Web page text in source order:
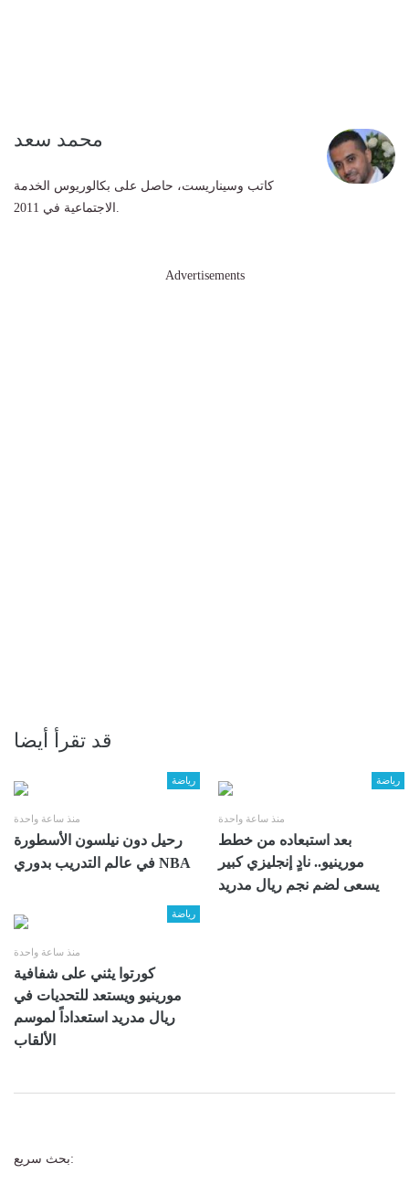
محمد سعد
كاتب وسيناريست، حاصل على بكالوريوس الخدمة
الاجتماعية في 2011.
Advertisements
قد تقرأ أيضا
رياضة
منذ ساعة واحدة
رحيل دون نيلسون الأسطورة
في عالم التدريب بدوري NBA
رياضة
منذ ساعة واحدة
بعد استبعاده من خطط
مورينيو.. نادٍ إنجليزي كبير
يسعى لضم نجم ريال مدريد
رياضة
منذ ساعة واحدة
كورتوا يثني على شفافية
مورينيو ويستعد للتحديات في
ريال مدريد استعداداً لموسم
الألقاب
بحث سريع: